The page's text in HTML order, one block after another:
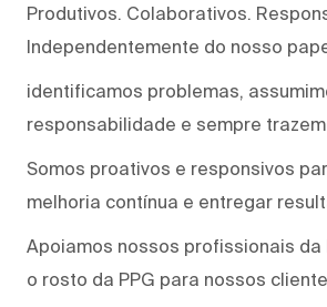
Produtivos. Colaborativos.
Independentemente do nosso
identificamos problemas,
responsabilidade e sempre
Somos proativos e responsivos
melhoria contínua e entregar
Apoiamos nossos profissionais
o rosto da PPG para nossos